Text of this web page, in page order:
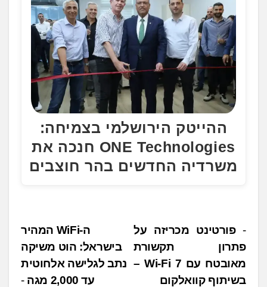
ההייטק הירושלמי בצמיחה:
ONE Technologies חנכה את
משרדיה החדשים בהר חוצבים
נ
י
ו
ה-WiFi המהיר
בישראל: הוט משיקה
נתב לגלישה אלחוטית
עד 2,000 מגה
פורטינט מכריזה על
פתרון תקשורת
מאובטח עם Wi-Fi 7 –
בשיתוף קוואלקום